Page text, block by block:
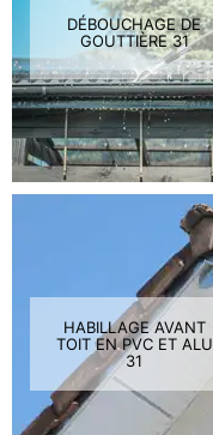
DÉBOUCHAGE DE
GOUTTIÈRE 31
HABILLAGE AVANT
TOIT EN PVC ET ALU
31